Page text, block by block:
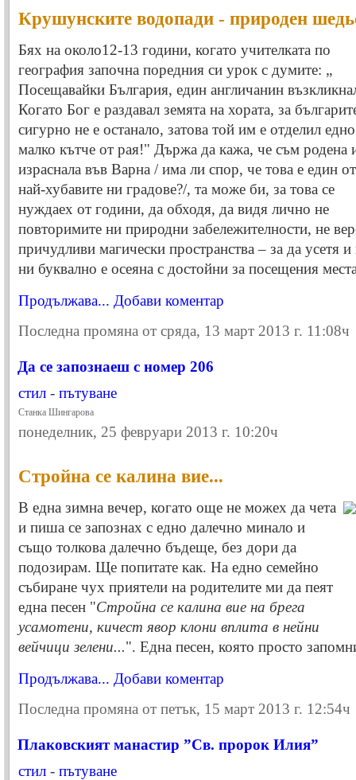
Крушунските водопади - природен
Бях на около12-13 години, когато учителката по
география започна поредния си урок с думите: „
Посещавайки България, един англичанин
Когато Бог е раздавал земята на хората, за
сигурно не е останало, затова той им е отделил едно
малко кътче от рая!" Държа да кажа, че съм родена
израснала във Варна / има ли спор, че това е един от
най-хубавите ни градове?/, та може би, за това се
нуждаех от години, да обходя, да видя лично не
повторимите ни природни забележителности, не
причудливи магически пространства – за да усетя
ни буквално е осеяна с достойни за посещения
Продължава... Добави коментар
Последна промяна от сряда, 13 март 2013 г. 11:08ч
Да се запознаеш с номер 206
стил - пътуване
Станка Шингарова
понеделник, 25 февруари 2013 г. 10:20ч
Стройна се калина вие...
В една зимна вечер, когато още не можех да чета
и пиша се запознах с едно далечно минало и
също толкова далечно бъдеще, без дори да
подозирам. Ще попитате как. На едно семейно
събиране чух приятели на родителите ми да пеят
една песен "Стройна се калина вие на брега
усамотени, кичест явор клони вплита в нейни
вейчици зелени...". Една песен, която просто
Продължава... Добави коментар
Последна промяна от петък, 15 март 2013 г. 12:54ч
Плаковският манастир ”Св. пророк Илия”
стил - пътуване